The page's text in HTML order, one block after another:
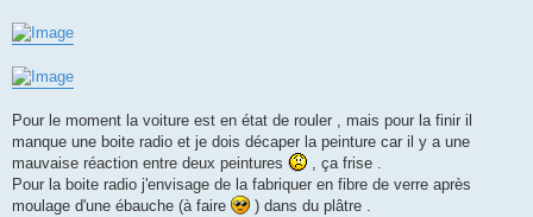
Pour le moment la voiture est en état de rouler , mais pour la finir il
manque une boite radio et je dois décaper la peinture car il y a une
mauvaise réaction entre deux peintures
, ça frise .
Pour la boite radio j'envisage de la fabriquer en fibre de verre après
moulage d'une ébauche (à faire
) dans du plâtre .